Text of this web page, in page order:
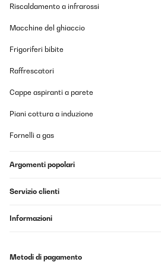
Le remontoir est très bien - et
faut une tissue micro-fibre pour le
de temps à temps
Utilisateur d'Amazon
Tradurre
Ottimo prodotto x i miei orologi
Utente Amazon
Riscaldamento a infrarossi
Macchine del ghiaccio
Frigoriferi bibite
Raffrescatori
Cappe aspiranti a parete
Piani cottura a induzione
Fornelli a gas
Argomenti popolari
Servizio clienti
Informazioni
Metodi di pagamento